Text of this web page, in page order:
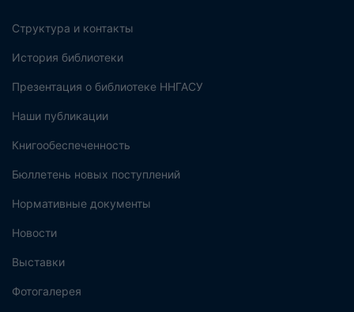
Структура и контакты
История библиотеки
Презентация о библиотеке ННГАСУ
Наши публикации
Книгообеспеченность
Бюллетень новых поступлений
Нормативные документы
Новости
Выставки
Фотогалерея